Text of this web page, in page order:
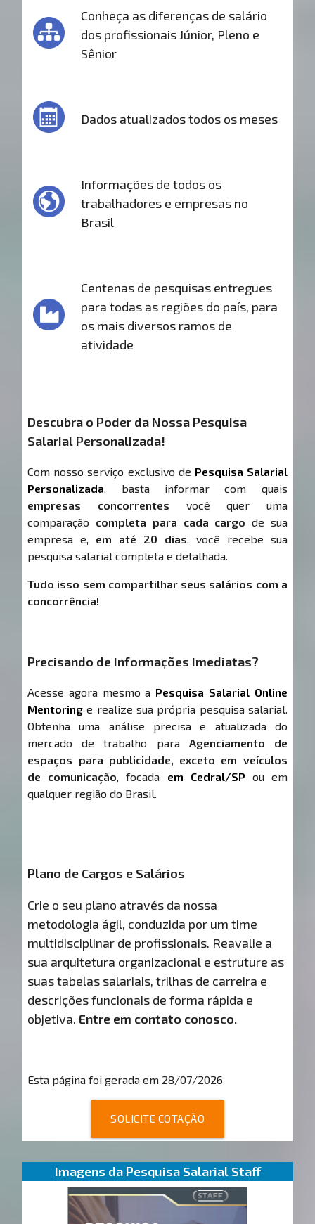
Conheça as diferenças de salário
dos profissionais Júnior, Pleno e
Sênior
Dados atualizados todos os meses
Informações de todos os
trabalhadores e empresas no
Brasil
Centenas de pesquisas entregues
para todas as regiões do país, para
os mais diversos ramos de
atividade
Descubra o Poder da Nossa Pesquisa
Salarial Personalizada!
Com nosso serviço exclusivo de Pesquisa Salarial
Personalizada, basta informar com quais
empresas concorrentes você quer uma
comparação completa para cada cargo de sua
empresa e, em até 20 dias, você recebe sua
pesquisa salarial completa e detalhada.
Tudo isso sem compartilhar seus salários com a
concorrência!
Precisando de Informações Imediatas?
Acesse agora mesmo a Pesquisa Salarial Online
Mentoring e realize sua própria pesquisa salarial.
Obtenha uma análise precisa e atualizada do
mercado de trabalho para Agenciamento de
espaços para publicidade, exceto em veículos
de comunicação, focada em Cedral/SP ou em
qualquer região do Brasil.
Plano de Cargos e Salários
Crie o seu plano através da nossa
metodologia ágil, conduzida por um time
multidisciplinar de profissionais. Reavalie a
sua arquitetura organizacional e estruture as
suas tabelas salariais, trilhas de carreira e
descrições funcionais de forma rápida e
objetiva. Entre em contato conosco.
Esta página foi gerada em 28/07/2026
SOLICITE COTAÇÃO
Imagens da Pesquisa Salarial Staff